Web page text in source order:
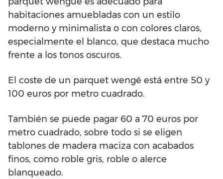
habitaciones amuebladas con un estilo
moderno y minimalista o con colores claros,
especialmente el blanco, que destaca mucho
frente a los tonos oscuros.
El coste de un parquet wengé está entre 50 y
100 euros por metro cuadrado.
También se puede pagar 60 a 70 euros por
metro cuadrado, sobre todo si se eligen
tablones de madera maciza con acabados
finos, como roble gris, roble o alerce
blanqueado.